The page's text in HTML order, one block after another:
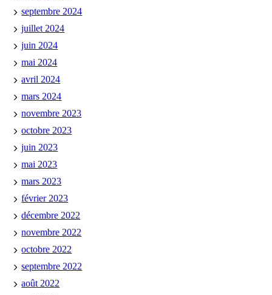
septembre 2024
juillet 2024
juin 2024
mai 2024
avril 2024
mars 2024
novembre 2023
octobre 2023
juin 2023
mai 2023
mars 2023
février 2023
décembre 2022
novembre 2022
octobre 2022
septembre 2022
août 2022